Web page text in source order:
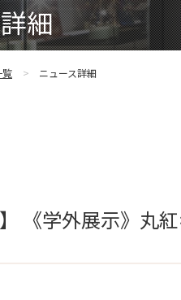
細
覧 ニュース詳細
】 《学外展示》丸